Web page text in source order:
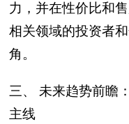
力，并在性价比和
相关领域的投资者
角。
三、 未来趋势前瞻
主线